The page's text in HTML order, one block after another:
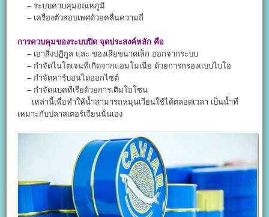
– ระบบควบคุมอณหภูมิ
– เครื่องตัวสอบเพศด้วยคลื่นความถี่
การควบคุมของระบบปิด จุดประสงค์หลัก คือ
– เอาสิ่งปฏิกูล และ ของเสียขนาดเล็ก ออกจากระบบ
– กำจัดไนโตเจนที่เกิดจากแอมโมเนีย ด้วยการกรองแบบไบโอ
– กำจัดคาร์บอนไดออกไซต์
– กำจัดแบคทีเรียด้วยการเติมโอโซน
เหล่านี้เพื่อทำให้น้ำสามารถหมุนเวียนใช้ได้ตลอดเวลา เป็นน้ำที่
เหมาะกับปลาสเตอร์เจียนนั่นเอง